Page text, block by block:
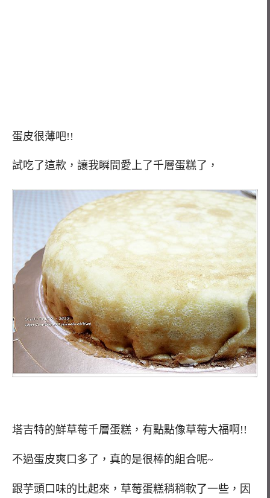
蛋皮很薄吧!!
試吃了這款，讓我瞬間愛上了千層蛋糕了，
塔吉特的鮮草莓千層蛋糕，有點點像草莓大福啊!!
不過蛋皮爽口多了，真的是很棒的組合呢~
跟芋頭口味的比起來，草莓蛋糕稍稍軟了一些，因